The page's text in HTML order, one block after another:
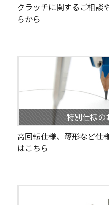
クラッチに関するご相談
らから
特別仕様の
高回転仕様、薄形など仕
はこちら